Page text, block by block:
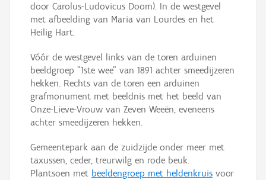
door Carolus-Ludovicus Doom). In de westgevel
met afbeelding van Maria van Lourdes en het
Heilig Hart.
Vóór de westgevel links van de toren arduinen
beeldgroep "1ste wee" van 1891 achter smeedijzeren
hekken. Rechts van de toren een arduinen
grafmonument met beeldnis met het beeld van
Onze-Lieve-Vrouw van Zeven Weeën, eveneens
achter smeedijzeren hekken.
Gemeentepark aan de zuidzijde onder meer met
taxussen, ceder, treurwilg en rode beuk.
Plantsoen met beeldengroep met heldenkruis voor